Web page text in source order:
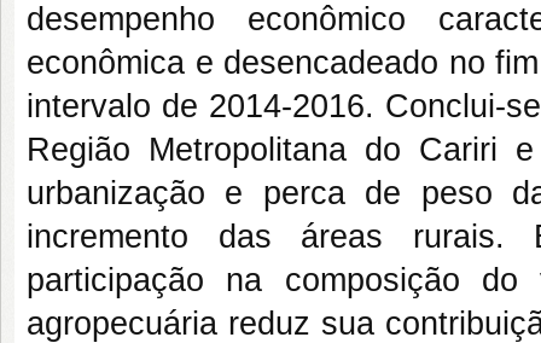
desempenho econômico
econômica e desencadeado no
intervalo de 2014-2016. Conclui-
Região Metropolitana do Cariri
urbanização e perca de peso
incremento das áreas rurais.
participação na composição
agropecuária reduz sua